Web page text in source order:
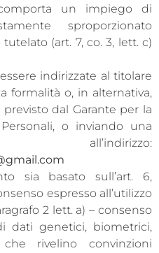
un impiego di
sproporzionato
(art. 7, co. 3, lett. c)
indirizzate al titolare
formalità o, in alternativa,
dal Garante per la
o inviando una
sia basato sull’art. 6,
espresso all’utilizzo
2 lett. a) – consenso
dati genetici, biometrici,
rivelino convinzioni